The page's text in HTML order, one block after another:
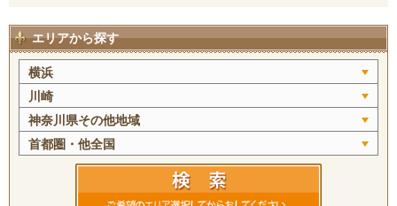
エリアから探す
横浜
川崎
神奈川県その他地域
首都圏・他全国